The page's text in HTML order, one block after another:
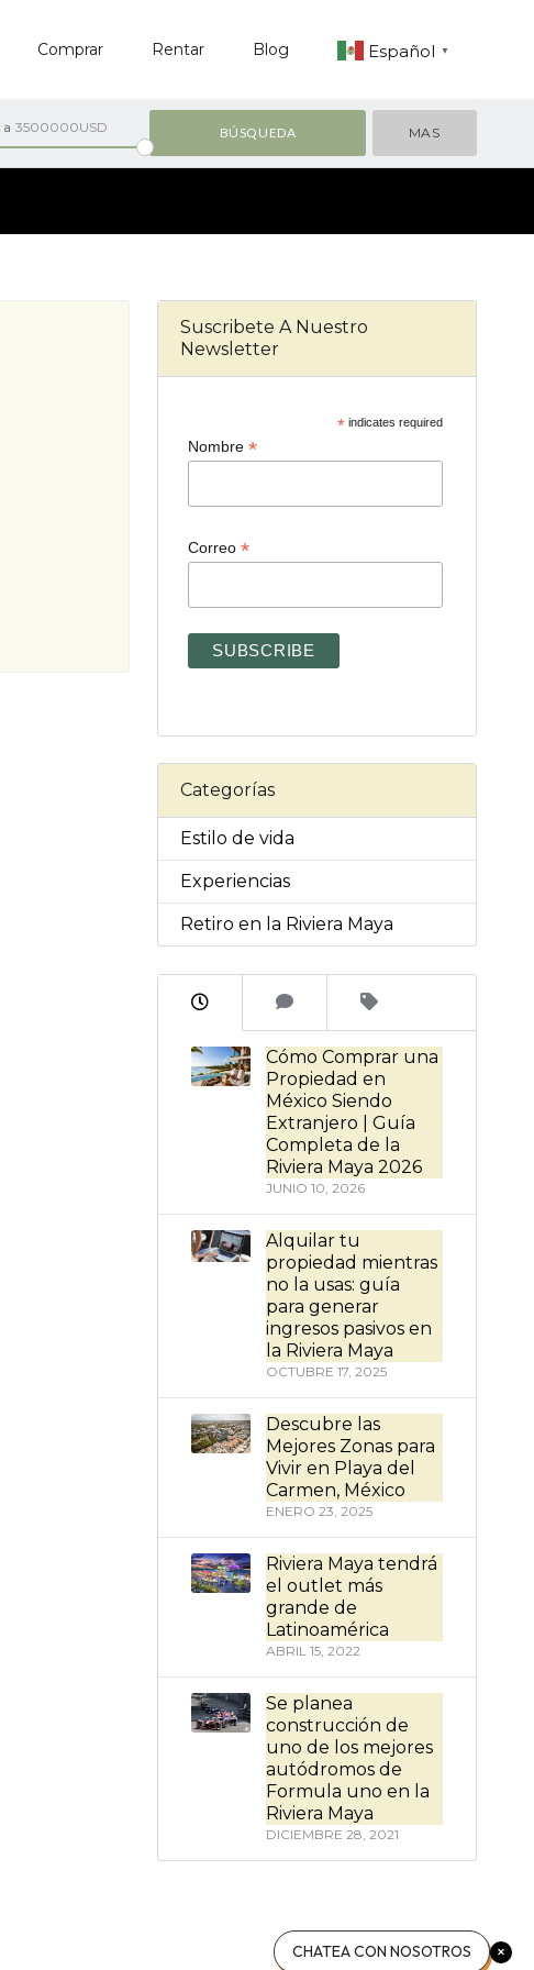
Comprar Rentar Blog Español ▼
a 3500000USD MAS
Suscribete A Nuestro
Newsletter
* indicates required
Nombre*
Correo*
Categorías
Estilo de vida
Experiencias
Retiro en la Riviera Maya
Cómo Comprar una
Propiedad en
México Siendo
Extranjero | Guía
Completa de la
Riviera Maya 2026
JUNIO 10, 2026
Alquilar tu
propiedad mientras
no la usas: guía
para generar
ingresos pasivos en
la Riviera Maya
OCTUBRE 17, 2025
Descubre las
Mejores Zonas para
Vivir en Playa del
Carmen, México
ENERO 23, 2025
Riviera Maya tendrá
el outlet más
grande de
Latinoamérica
ABRIL 15, 2022
Se planea
construcción de
uno de los mejores
autódromos de
Formula uno en la
Riviera Maya
DICIEMBRE 28, 2021
CHATEA CON NOSOTROS